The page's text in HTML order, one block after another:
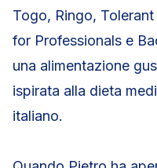
Togo, Ringo,
for Professionals e
una alimentazione
ispirata alla dieta
italiano.